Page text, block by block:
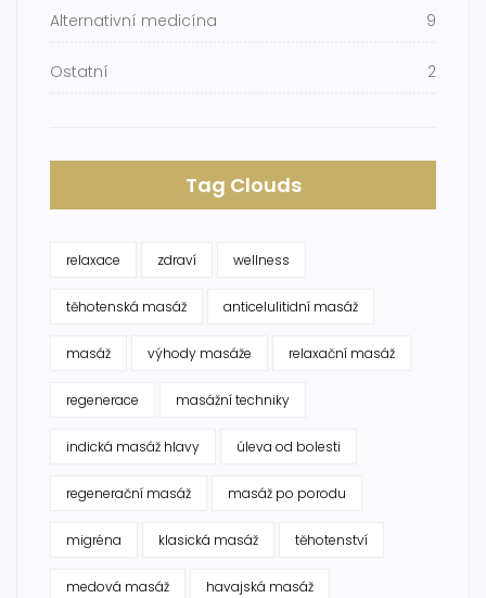
Alternativní medicína 9
Ostatní 2
Tag Clouds
relaxace zdraví wellness
těhotenská masáž anticelulitidní masáž
masáž výhody masáže relaxační masáž
regenerace masážní techniky
indická masáž hlavy úleva od bolesti
regenerační masáž masáž po porodu
migréna klasická masáž těhotenství
medová masáž havajská masáž